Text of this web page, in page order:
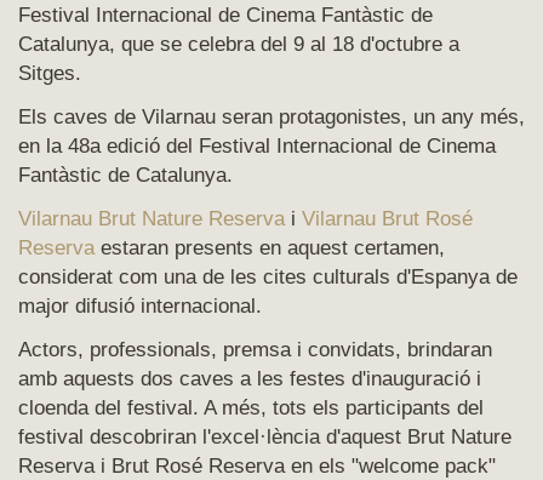
Festival Internacional de Cinema Fantàstic de
Catalunya, que se celebra del 9 al 18 d'octubre a
Sitges.
Els caves de Vilarnau seran protagonistes, un any més,
en la 48a edició del Festival Internacional de Cinema
Fantàstic de Catalunya.
Vilarnau Brut Nature Reservai Vilarnau Brut Rosé
Reservaestaran presents en aquest certamen,
considerat com una de les cites culturals d'Espanya de
major difusió internacional.
Actors, professionals, premsa i convidats, brindaran
amb aquests dos caves a les festes d'inauguració i
cloenda del festival. A més, tots els participants del
festival descobriran l'excel·lència d'aquest Brut Nature
Reserva i Brut Rosé Reserva en els "welcome pack"